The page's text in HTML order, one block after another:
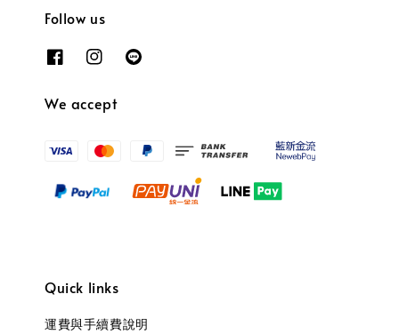
Follow us
We accept
Quick links
運費與手續費說明